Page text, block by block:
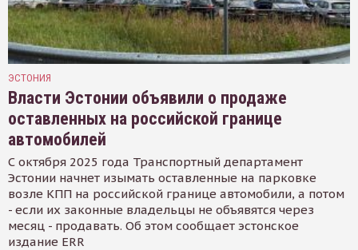
ЭСТОНИЯ
Власти Эстонии объявили о продаже
оставленных на российской границе
автомобилей
С октября 2025 года Транспортный департамент
Эстонии начнет изымать оставленные на парковке
возле КПП на российской границе автомобили, а потом
- если их законные владельцы не объявятся через
месяц - продавать. Об этом сообщает эстонское
издание ERR